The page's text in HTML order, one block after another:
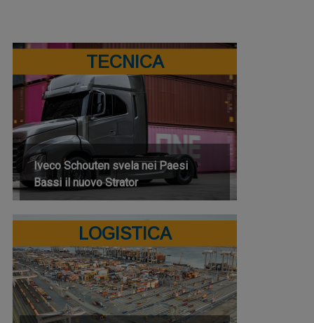
TECNICA
Iveco Schouten svela nei Paesi
Bassi il nuovo Strator
LOGISTICA